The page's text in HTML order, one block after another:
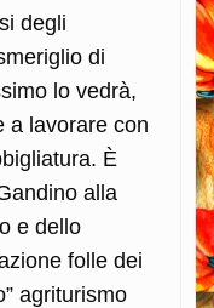
degli
di
lo vedrà,
a lavorare con
È
alla
e dello
folle dei
agriturismo